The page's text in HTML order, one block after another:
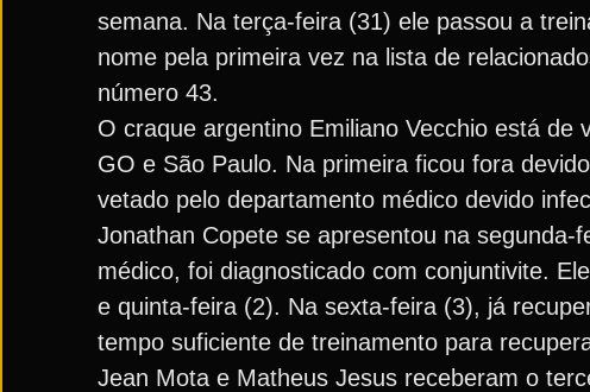
semana. Na terça-feira (31) ele passou a
nome pela primeira vez na lista de
número 43.
O craque argentino Emiliano Vecchio está
GO e São Paulo. Na primeira ficou fora
vetado pelo departamento médico devido
Jonathan Copete se apresentou na
médico, foi diagnosticado com conjuntivite.
e quinta-feira (2). Na sexta-feira (3), já
tempo suficiente de treinamento para
Jean Mota e Matheus Jesus receberam o